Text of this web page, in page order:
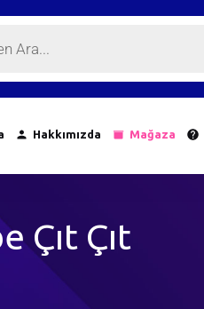
Hakkımızda Mağaza
Çıt Çıt